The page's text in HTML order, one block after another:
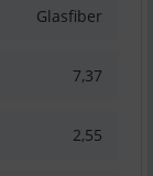
Glasfiber
7,37
2,55